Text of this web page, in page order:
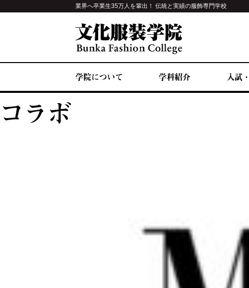
業界へ卒業生35万人を輩出！ 伝統と実績の服飾専門学校
学院について 学科紹介 入試
コラボ